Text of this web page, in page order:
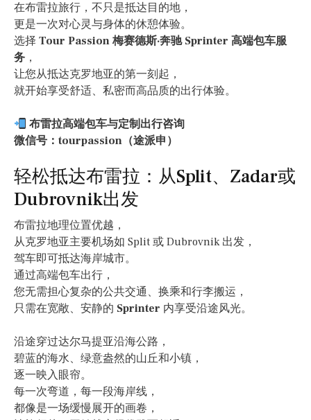
在布雷拉旅行，不只是抵达目的地，
更是一次对心灵与身体的休憩体验。
选择 Tour Passion 梅赛德斯·奔驰 Sprinter 高端包车服
务 ，
让您从抵达克罗地亚的第一刻起，
就开始享受舒适、私密而高品质的出行体验。
布雷拉高端包车与定制出行咨询
微信号：tourpassion（途派申）
轻松抵达布雷拉：从Split、Zadar或
Dubrovnik出发
布雷拉地理位置优越，
从克罗地亚主要机场如 Split 或 Dubrovnik 出发，
驾车即可抵达海岸城市。
通过高端包车出行，
您无需担心复杂的公共交通、换乘和行李搬运，
只需在宽敞、安静的 Sprinter 内享受沿途风光。
沿途穿过达尔马提亚沿海公路，
碧蓝的海水、绿意盎然的山丘和小镇，
逐一映入眼帘。
每一次弯道，每一段海岸线，
都像是一场缓慢展开的画卷，